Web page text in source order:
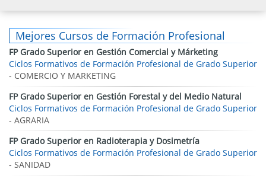
Mejores Cursos de Formación Profesional
FP Grado Superior en Gestión Comercial y Márketing
Ciclos Formativos de Formación Profesional de Grado Superior
- COMERCIO Y MARKETING
FP Grado Superior en Gestión Forestal y del Medio Natural
Ciclos Formativos de Formación Profesional de Grado Superior
- AGRARIA
FP Grado Superior en Radioterapia y Dosimetría
Ciclos Formativos de Formación Profesional de Grado Superior
- SANIDAD